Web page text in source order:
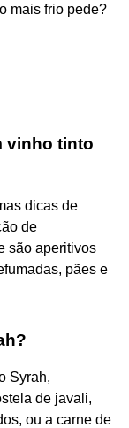
mais frio pede?
vinho tinto
dicas de
de
são aperitivos
pães e
Syrah,
de javali,
ou a carne de